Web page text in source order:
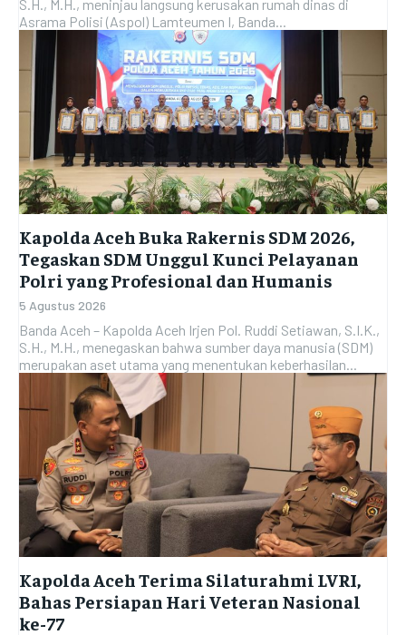
S.H., M.H., meninjau langsung kerusakan rumah dinas di
Asrama Polisi (Aspol) Lamteumen I, Banda...
Kapolda Aceh Buka Rakernis SDM 2026,
Tegaskan SDM Unggul Kunci Pelayanan
Polri yang Profesional dan Humanis
5 Agustus 2026
Banda Aceh – Kapolda Aceh Irjen Pol. Ruddi Setiawan, S.I.K.,
S.H., M.H., menegaskan bahwa sumber daya manusia (SDM)
merupakan aset utama yang menentukan keberhasilan...
Kapolda Aceh Terima Silaturahmi LVRI,
Bahas Persiapan Hari Veteran Nasional
ke-77